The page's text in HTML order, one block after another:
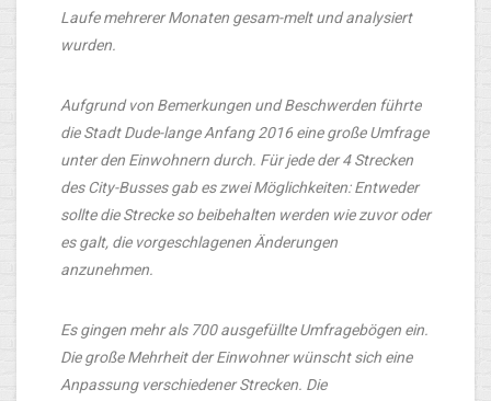
Laufe mehrerer Monaten gesam-melt und analysiert
wurden.
Aufgrund von Bemerkungen und Beschwerden führte
die Stadt Dude-lange Anfang 2016 eine große Umfrage
unter den Einwohnern durch. Für jede der 4 Strecken
des City-Busses gab es zwei Möglichkeiten: Entweder
sollte die Strecke so beibehalten werden wie zuvor oder
es galt, die vorgeschlagenen Änderungen
anzunehmen.
Es gingen mehr als 700 ausgefüllte Umfragebögen ein.
Die große Mehrheit der Einwohner wünscht sich eine
Anpassung verschiedener Strecken. Die